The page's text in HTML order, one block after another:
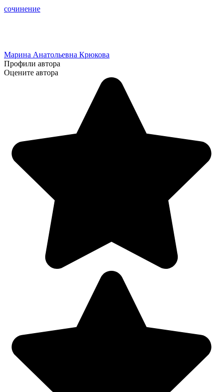
сочинение
Марина Анатольевна Крюкова
Профили автора
Оцените автора